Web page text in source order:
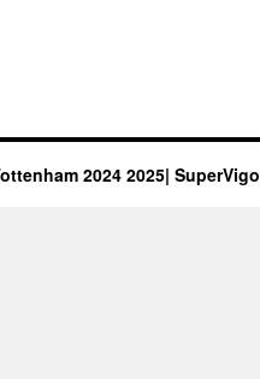
2024 2025| SuperVigo